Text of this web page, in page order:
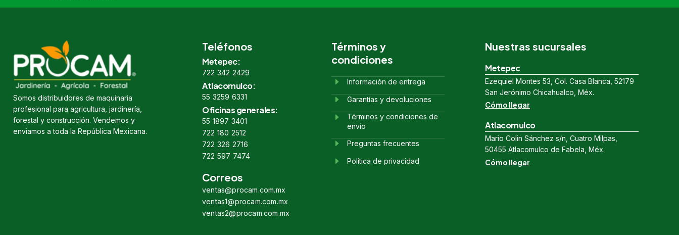
Somos distribuidores de maquinaria
profesional para agricultura, jardinería,
forestal y construcción. Vendemos y
enviamos a toda la República Mexicana.
Teléfonos
Metepec:
722 342 2429
Atlacomulco:
55 3259 6331
Oficinas generales:
55 1897 3401
722 180 2512
722 326 2716
722 597 7474
Correos
ventas@procam.com.mx
ventas1@procam.com.mx
ventas2@procam.com.mx
Términos y
condiciones
Información de entrega
Garantías y devoluciones
Términos y condiciones de
envío
Preguntas frecuentes
Politica de privacidad
Nuestras sucursales
Metepec
Ezequiel Montes 53, Col. Casa Blanca, 52179
San Jerónimo Chicahualco, Méx.
Cómo llegar
Atlacomulco
Mario Colin Sánchez s/n, Cuatro Milpas,
50455 Atlacomulco de Fabela, Méx.
Cómo llegar